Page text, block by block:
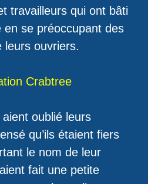
travailleurs qui ont bâti
en se préoccupant des
leurs ouvriers.
aient oublié leurs
qu’ils étaient fiers
le nom de leur
fait une petite